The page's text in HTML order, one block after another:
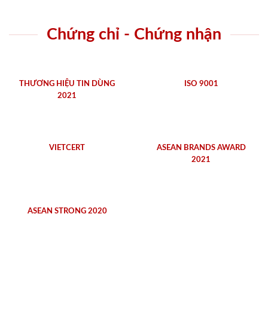
Chứng chỉ - Chứng nhận
THƯƠNG HIỆU TIN DÙNG
2021
ISO 9001
VIETCERT
ASEAN BRANDS AWARD
2021
ASEAN STRONG 2020